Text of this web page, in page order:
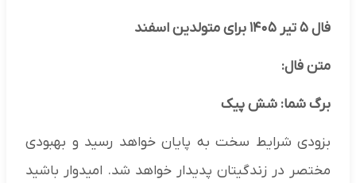
فال ۵ تیر ۱۴۰۵ برای متولدین اسفند
متن فال:
برگ شما: شش پیک
بزودی شرایط سخت به پایان خواهد رسید و بهبودی
مختصر در زندگیتان پدیدار خواهد شد. امیدوار باشید